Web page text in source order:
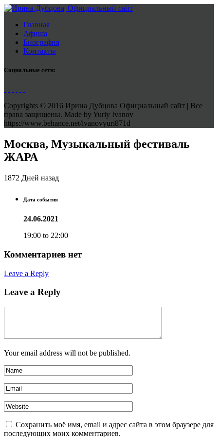
Главная
Афиша
Биография
Контакты
Социальные сети:
Copyrights © 2016 Ирина Дубцова Официальный сайт | Все
права защищены. Made by Yuriy Ivanov
https://www.behance.net/ivanovyuri871d
Москва, Музыкальный фестиваль
ЖАРА
1872 Дней назад
Дата события
24.06.2021
19:00 to 22:00
Комментариев нет
Leave a Reply
Leave a Reply
Your email address will not be published.
Сохранить моё имя, email и адрес сайта в этом браузере для
последующих моих комментариев.